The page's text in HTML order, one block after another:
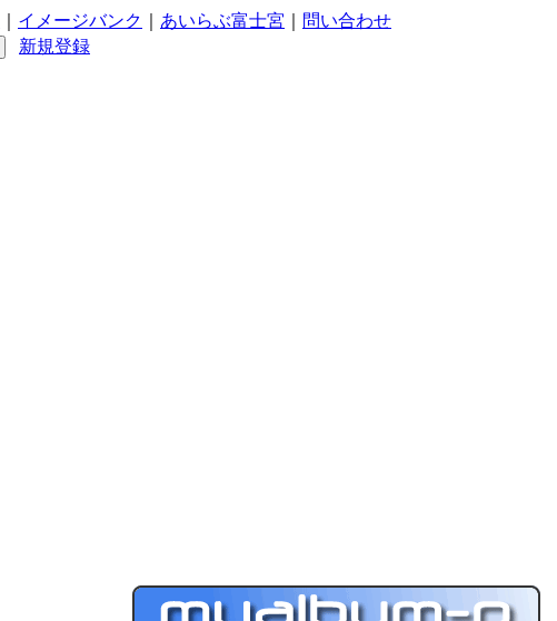
イメージバンク あいらぶ富士宮
問い合わせ
新規登録